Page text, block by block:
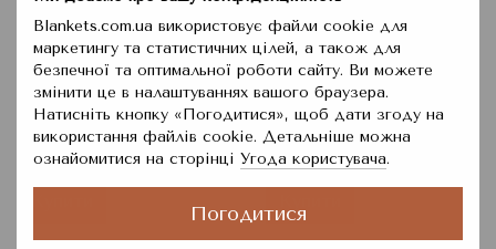
Blankets.com.ua використовує файли cookie для
маркетингу та статистичних цілей, а також для
безпечної та оптимальної роботи сайту. Ви можете
змінити це в налаштуваннях вашого браузера.
Натисніть кнопку «Погодитися», щоб дати згоду на
використання файлів cookie. Детальніше можна
ознайомитися на сторінці Угода користувача.
Погодитися
−26%
6
Плед бавовняний
двосторонній
ALTINPAMUK 17184, Синій,
1 178 грн 1 583 грн
−8%
Плед-покривало
Altinpamuk, 150x200 см
1 200 грн 1 300 грн